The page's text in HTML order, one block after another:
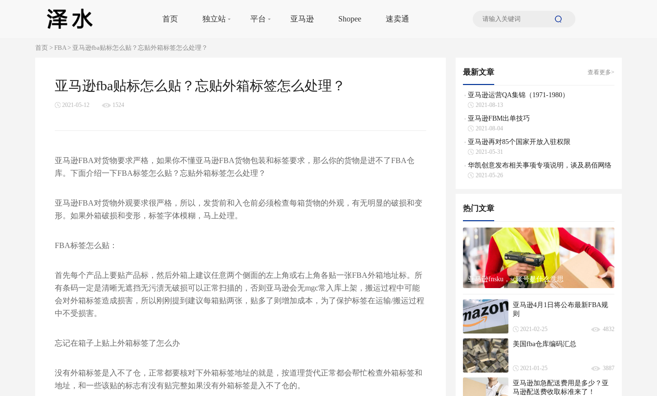
首页 独立站 平台 亚马逊 Shopee 速卖通
首页 > FBA> 亚马逊fba贴标怎么贴？忘‍‍‍‍‍‍‍‍‍‍‍‍‍‍‍‍‍‍‍‍‍‍‍贴外箱标签怎么处理？
亚马逊fba贴标怎么贴？忘‍‍‍‍‍‍‍‍‍‍‍‍‍‍‍‍‍‍‍‍‍‍‍贴外箱标签怎么处理？
2021-05-12 1524
亚马逊FBA对货物要求严格，如果你不懂亚马逊FBA货物包装和标签要求，那么你的货物是进不了FBA仓
库。下面介绍一下FBA标签怎么贴？忘‍‍‍‍‍‍‍‍‍‍‍‍‍‍‍‍‍‍‍‍‍‍‍贴外箱标签怎么处理？
亚马逊FBA对货物外观要求很严格，所以，发货前和入仓前必须检查每箱货物的外观，有无明显的破损和变
形。如果外箱破损和变形，标签字体模糊，马上处理。
FBA标签怎么贴：
首先每个产品上要贴产品标，然后外箱上建议任意两个侧面的左上角或右上角各贴一张FBA外箱地址标。所
有条码一定是清晰无遮挡无污渍无破损可以正常扫描的，否则亚马逊会无mgc常入库上架，搬运过程中可能
会对外箱标签造成损害，所以刚刚提到建议每箱贴两张，贴多了则增加成本，为了保护标签在运输/搬运过程
中不受损害。
忘‍‍‍‍‍‍‍‍‍‍‍‍‍‍‍‍‍‍‍‍‍‍‍记‍‍‍‍‍‍‍‍‍‍‍‍‍‍‍‍‍‍‍‍‍‍‍‍‍‍在箱子上贴上外箱标签了怎么办
没有外箱标签是入不了仓，正常都要核对下外箱标签地址的就是，按道理货代正常都会帮忙检查外箱标签和
地址，和一些该贴的标志有没有贴完整如果没有外箱标签是入不了仓的。
最新文章 查看更多>
亚马逊运营QA集锦（1971-1980）
2021-08-13
亚马逊FBM出单技巧
2021-08-04
亚马逊再对85个国家开放入驻权限
2021-05-31
华凯创意发布相关事项专项说明，谈及易佰网络
店铺数量及关店原因
2021-05-26
热门文章
亚马逊fnsku，sc账号是什么意思
亚马逊4月1日将公布最新FBA规
则
2021-02-25 4832
美国fba仓库编码汇总
2021-01-25 3887
亚马逊加急配送费用是多少？亚
马逊配送费收取标准来了！